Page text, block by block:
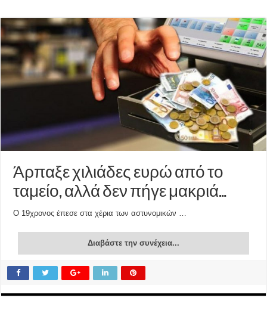
Άρπαξε χιλιάδες ευρώ από το
ταμείο, αλλά δεν πήγε μακριά…
Ο 19χρονος έπεσε στα χέρια των αστυνομικών …
Διαβάστε την συνέχεια...